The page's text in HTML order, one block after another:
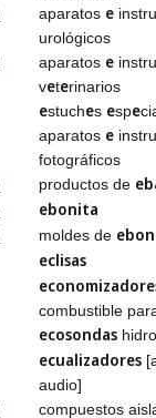
aparatos e
urológicos
aparatos e
veterinarios
estuches espe
aparatos e
fotográficos
productos de
ebonita
moldes de
eclisas
combustible
ecosondas
ecualizadores
audio]
compuestos